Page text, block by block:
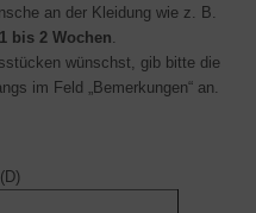
an der Kleidung wie z. B.
1 bis 2 Wochen
wünschst, gib bitte die
im Feld „Bemerkungen“ an.